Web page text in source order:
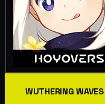
WUTHERING